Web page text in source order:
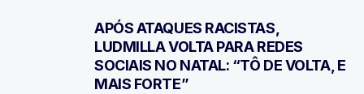
APÓS ATAQUES RACISTAS,
LUDMILLA VOLTA PARA REDES
SOCIAIS NO NATAL: “TÔ DE VOLTA, E
MAIS FORTE”